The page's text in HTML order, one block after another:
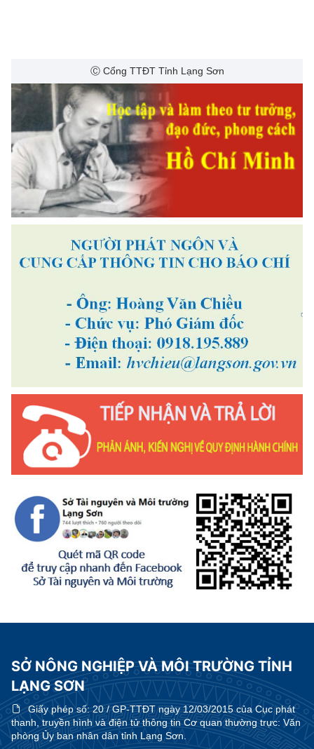
Ⓒ Cổng TTĐT Tỉnh Lạng Sơn
SỞ NÔNG NGHIỆP VÀ MÔI TRƯỜNG TỈNH
LẠNG SƠN
Giấy phép số:20 / GP-TTĐT ngày 12/03/2015 của Cục phát
thanh, truyền hình và điện tử thông tin Cơ quan thường trực: Văn
phòng Ủy ban nhân dân tỉnh Lạng Sơn.